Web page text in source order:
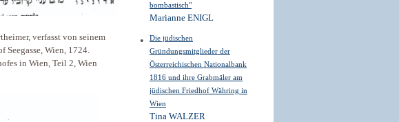
verfasst von seinem
Seegasse, Wien, 1724.
in Wien, Teil 2, Wien
bombastisch"
Marianne ENIGL
Die jüdischen
Gründungsmitglieder der
Österreichischen Nationalbank
1816 und ihre Grabmäler am
jüdischen Friedhof Währing in
Wien
Tina WALZER